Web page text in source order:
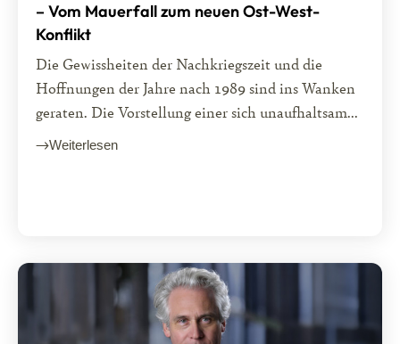
– Vom Mauerfall zum neuen Ost-West-
Konflikt
Die Gewissheiten der Nachkriegszeit und die
Hoffnungen der Jahre nach 1989 sind ins Wanken
geraten. Die Vorstellung einer sich unaufhaltsam...
Weiterlesen